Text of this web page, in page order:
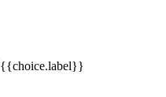
{{choice.label}}